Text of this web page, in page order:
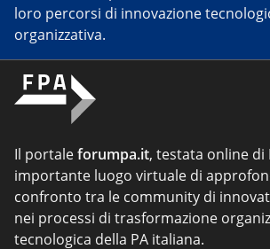
loro percorsi di innovazione
organizzativa.
Il portaleforumpa.it, testata online di
importante luogo virtuale di
confronto tra le community di
nei processi di trasformazione
tecnologica della PA italiana.